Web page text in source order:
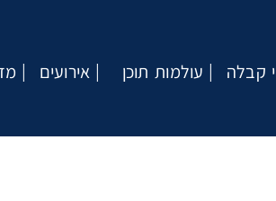
אירועים עולמות תוכן קבלה